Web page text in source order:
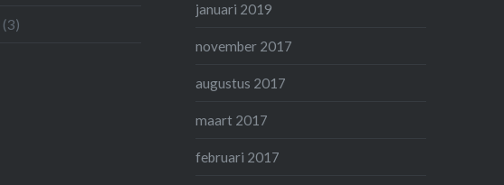
(3)
januari 2019
november 2017
augustus 2017
maart 2017
februari 2017